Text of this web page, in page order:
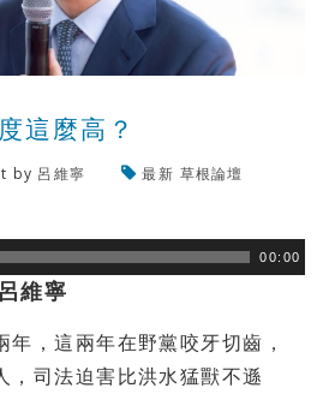
這麼高？
by 呂維寧 最新 草根論壇
00:00
維寧
，這兩年在野黨咬牙切齒，
，司法迫害比洪水猛獸不遜